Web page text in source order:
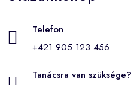
Telefon
+421 905 123 456
Tanácsra van szüksége?